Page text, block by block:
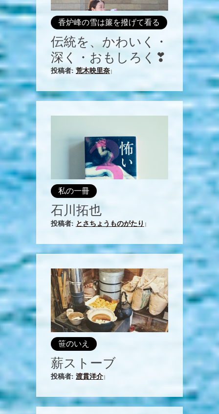
香炉峰の雪は簾を撥げて看る
伝統を、かわいく・
深く・おもしろく❣
投稿者: 荒木映里奈
私の一冊
石川拓也
投稿者: とさちょうものがたり
笹のいえ
薪ストーブ
投稿者: 渡貫洋介